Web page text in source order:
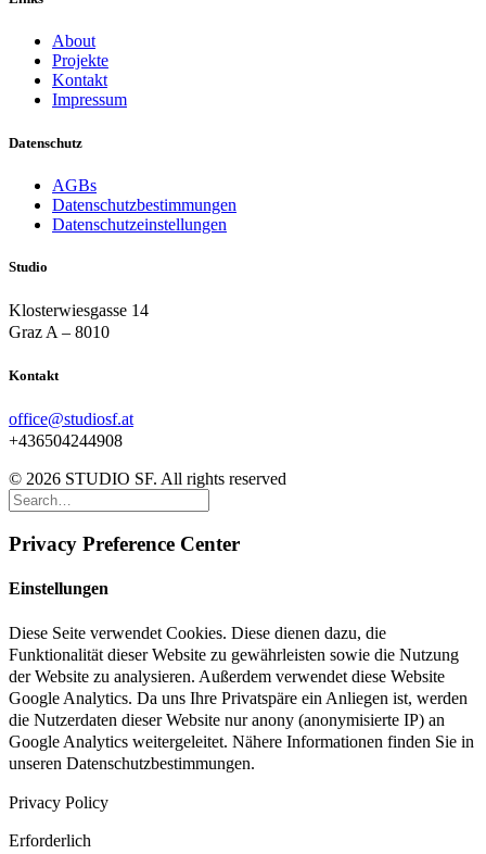
About
Projekte
Kontakt
Impressum
Datenschutz
AGBs
Datenschutzbestimmungen
Datenschutzeinstellungen
Studio
Klosterwiesgasse 14
Graz A – 8010
Kontakt
office@studiosf.at
+436504244908
© 2026 STUDIO SF. All rights reserved
Privacy Preference Center
Einstellungen
Diese Seite verwendet Cookies. Diese dienen dazu, die
Funktionalität dieser Website zu gewährleisten sowie die Nutzung
der Website zu analysieren. Außerdem verwendet diese Website
Google Analytics. Da uns Ihre Privatspäre ein Anliegen ist, werden
die Nutzerdaten dieser Website nur anony (anonymisierte IP) an
Google Analytics weitergeleitet. Nähere Informationen finden Sie in
unseren Datenschutzbestimmungen.
Privacy Policy
Erforderlich